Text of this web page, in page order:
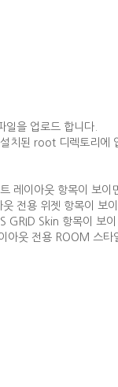
일을 업로드 합니다.
치된 root 디렉토리
레이아웃 항목이 보이
전용 위젯 항목이 보
GRID Skin 항목이 보
아웃 전용 ROOM 스타